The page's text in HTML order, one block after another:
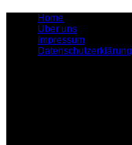
Home
Über uns
Impressum
Datenschutzerklärung